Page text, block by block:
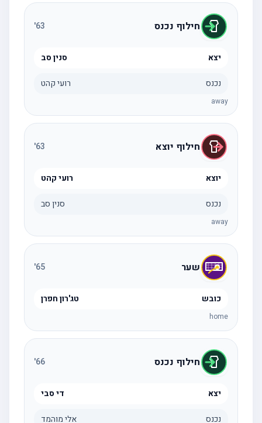
חילוף נכנס 63
'
יצא סנין סב
נכנס רועי קהט
away
חילוף יוצא 63
'
יוצא רועי קהט
נכנס סנין סב
away
שער 65
'
כובש טג'רון חפרן
home
חילוף נכנס 66
'
יצא די סבי
נכנס אלי מוהמד